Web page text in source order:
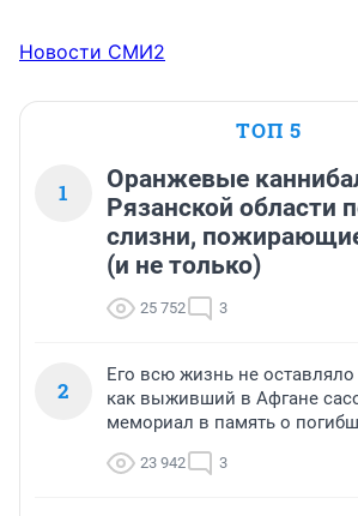
Новости СМИ2
ТОП 5
1
Оранжевые
Рязанской области
слизни,
(и не только)
25 752 3
2
Его всю жизнь не
как выживший в Афгане
мемориал в память о
23 942 3